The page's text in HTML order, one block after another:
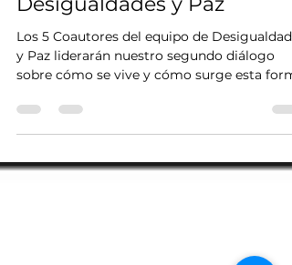
Diálogos de Saberes
Reimaginemos -
Desigualdades y Paz
Los 5 Coautores del equipo de
de...